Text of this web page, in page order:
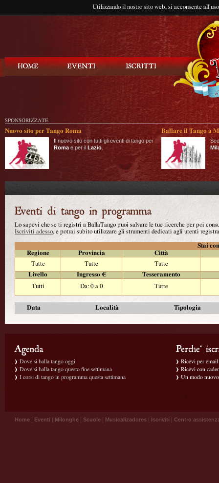
Utilizzando il nostro sito web, si acconsente
SPONSORIZZATE
Nuovo sito per Tango Roma
Il nuovo sito con tutti gli eventi di tango per
Roma e per il Lazio
Ballare il Tango a
Lo sapevi che se ti registri a BallaTango puoi salvare le tue ricerche per poi
Iscriviti adesso, e potrai subito utilizzare gli strumenti dedicati agli utenti
Stai
Regione
Provincia
Città
Tutte
Tutte
Tutte
Livello
Ingresso €
Tesseramento
Tutti
Da: 0 a 0 Tutte
Data Località Tipologia
Dove si balla tango oggi
Dove si balla tango questo fine settimana
I corsi di tango in programma questa settimana
Ricevi per
Ricevi con
Un modo
Home | Eventi | Milonghe | Scuole | Musicalizadores | Iscriviti | Centro